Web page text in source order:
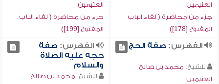
العثيمين
جزء من محاضرة ( لقاء الباب
المفتوح [178])
العثيمين
جزء من محاضرة ( لقاء الباب
المفتوح [199])
الفهرس: صفة الحج
للشيخ: محمد بن صالح
العثيمين
الفهرس: صفة
حجه عليه الصلاة
والسلام
للشيخ: محمد بن صالح